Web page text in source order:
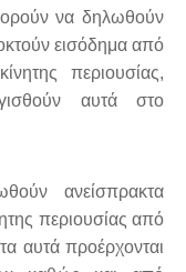
να δηλωθούν
εισόδημα από
περιουσίας,
αυτά στο
ανείσπρακτα
περιουσίας από
αυτά προέρχονται